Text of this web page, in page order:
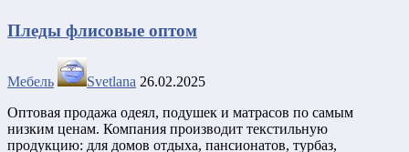
Пледы флисовые оптом
Мебель Svetlana 26.02.2025
Оптовая продажа одеял, подушек и матрасов по самым
низким ценам. Компания производит текстильную
продукцию: для домов отдыха, пансионатов, турбаз,